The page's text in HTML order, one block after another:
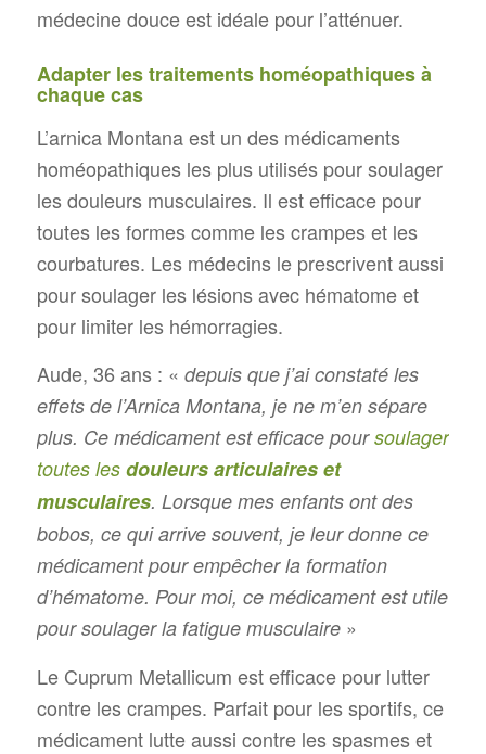
médecine douce est idéale pour l’atténuer.
Adapter les traitements homéopathiques à
chaque cas
L’arnica Montana est un des médicaments
homéopathiques les plus utilisés pour soulager
les douleurs musculaires. Il est efficace pour
toutes les formes comme les crampes et les
courbatures. Les médecins le prescrivent aussi
pour soulager les lésions avec hématome et
pour limiter les hémorragies.
Aude, 36 ans : « depuis que j’ai constaté les
effets de l’Arnica Montana, je ne m’en sépare
plus. Ce médicament est efficace poursoulager
toutes les douleurs articulaireset
musculaires. Lorsque mes enfants ont des
bobos, ce qui arrive souvent, je leur donne ce
médicament pour empêcher la formation
d’hématome. Pour moi, ce médicament est utile
pour soulager la fatigue musculaire »
Le Cuprum Metallicum est efficace pour lutter
contre les crampes. Parfait pour les sportifs, ce
médicament lutte aussi contre les spasmes et